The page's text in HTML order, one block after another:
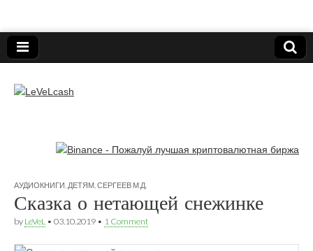
LeVeLcash
АУДИОКНИГИ ДЕТЯМ СЕРГЕЕВ М.Д.
Сказка о нетающей снежинке
by LeVeL • 03.10.2019 • 1 Comment